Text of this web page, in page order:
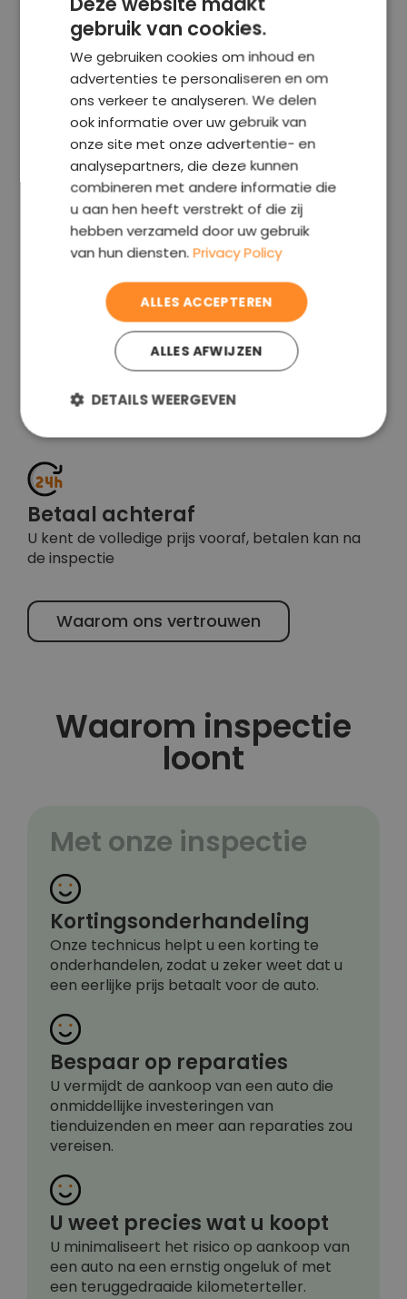
Waarom wij de beste
keuze zijn
Tevredenheidsgarantie
Als u niet tevreden bent met ons werk, neem
contact op en wij lossen de situatie direct op
Wij onderhandelen de korting
verkoper – vaak verdient de service zichzelf
Betaal achteraf
U kent de volledige prijs vooraf, betalen kan na
de inspectie
Waarom ons vertrouwen
Waarom inspectie
loont
Met onze inspectie
Kortingsonderhandeling
Onze technicus helpt u een korting te
onderhandelen, zodat u zeker weet dat u
een eerlijke prijs betaalt voor de auto.
Bespaar op reparaties
U vermijdt de aankoop van een auto die
onmiddellijke investeringen van
tienduizenden en meer aan reparaties zou
vereisen.
U weet precies wat u koopt
U minimaliseert het risico op aankoop van
een auto na een ernstig ongeluk of met
een teruggedraaide kilometerteller.
GERMAN
CZECH
FRENCH
SPANISH
ITALIAN
PORTUGUESE
DUTCH
ROMANIAN
GREEK
gebruik van cookies.
We gebruiken cookies om inhoud en
advertenties te personaliseren en om
ons verkeer te analyseren. We delen
ook informatie over uw gebruik van
onze site met onze advertentie- en
analysepartners, die deze kunnen
combineren met andere informatie die
u aan hen heeft verstrekt of die zij
hebben verzameld door uw gebruik
van hun diensten. Privacy Policy
ALLES ACCEPTEREN
ALLES AFWIJZEN
DETAILS WEERGEVEN